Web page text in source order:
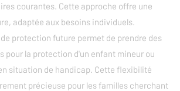
courantes. Cette approche offre une
adaptée aux besoins individuels.
protection future permet de prendre des
pour la protection d'un enfant mineur ou
situation de handicap. Cette flexibilité
précieuse pour les familles cherchant